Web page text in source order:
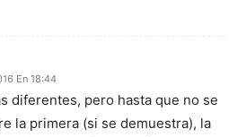
En 18:44
diferentes, pero hasta que no se
la primera (si se demuestra), la